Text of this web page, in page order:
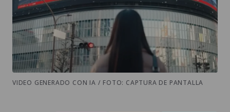
VIDEO GENERADO CON IA / FOTO: CAPTURA DE PANTALLA